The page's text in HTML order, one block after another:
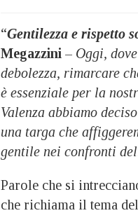
“Gentilezza e rispetto
Megazzini – Oggi,
debolezza, rimarcare
è essenziale per la
Valenza abbiamo
una targa che
gentile nei confronti
Parole che si
che richiama il tema